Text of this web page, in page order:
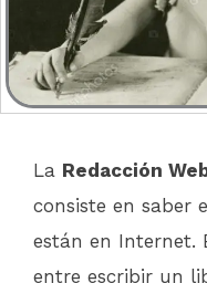
La Redacción
consiste en saber
están en Internet.
entre escribir un